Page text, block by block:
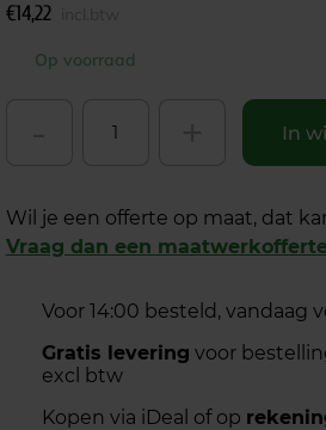
€14,22
Op voorraad
In
Wil je een offerte op maat, dat
Vraag dan een
Voor 14:00 besteld, vandaag
Gratis levering voor
excl btw
Kopen via iDeal of op